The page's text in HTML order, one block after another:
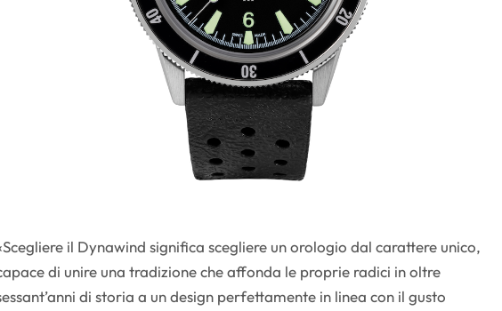
il Dynawind significa scegliere un orologio dal carattere unico,
di unire una tradizione che affonda le proprie radici in oltre
di storia a un design perfettamente in linea con il gusto